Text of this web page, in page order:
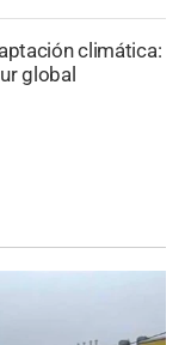
climática:
global